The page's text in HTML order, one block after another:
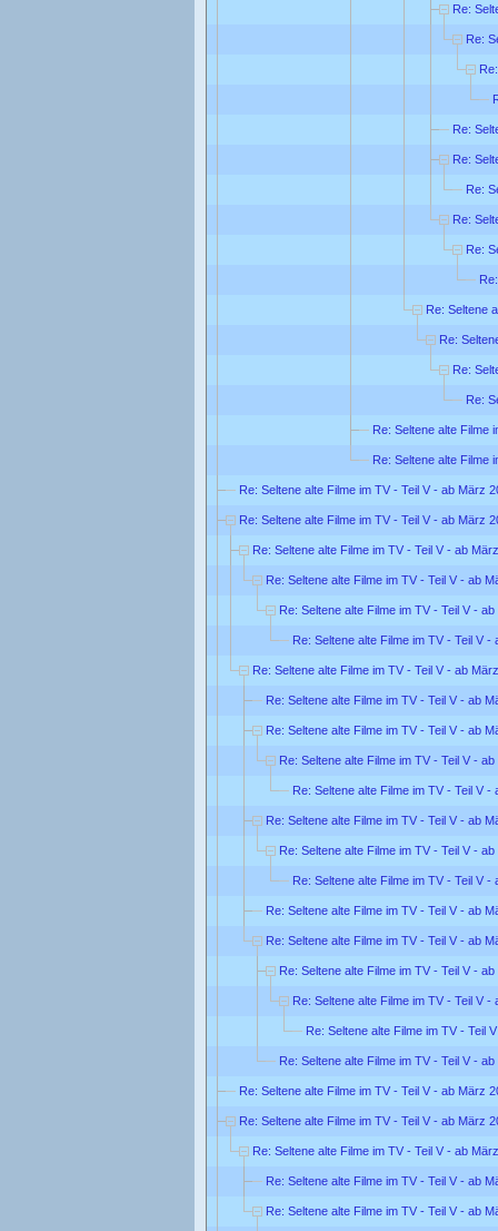
Re:
Re:
Re:
Re:
Re:
Re:
Re:
Re: Seltene
Re:
Re:
Re:
Re: Seltene alte Filme
Re: Seltene alte Filme
Re: Seltene alte Filme im TV - Teil V - ab März
Re: Seltene alte Filme im TV - Teil V - ab März
Re: Seltene alte Filme im TV - Teil V - ab
Re: Seltene alte Filme im TV - Teil V - ab
Re: Seltene alte Filme im TV - Teil V -
Re: Seltene alte Filme im TV - Teil V -
Re: Seltene alte Filme im TV - Teil V - ab
Re: Seltene alte Filme im TV - Teil V - ab
Re: Seltene alte Filme im TV - Teil V - ab
Re: Seltene alte Filme im TV - Teil V -
Re: Seltene alte Filme im TV - Teil V -
Re: Seltene alte Filme im TV - Teil V - ab
Re: Seltene alte Filme im TV - Teil V -
Re: Seltene alte Filme im TV - Teil V -
Re: Seltene alte Filme im TV - Teil V - ab
Re: Seltene alte Filme im TV - Teil V - ab
Re: Seltene alte Filme im TV - Teil V -
Re: Seltene alte Filme im TV - Teil V -
Re: Seltene alte Filme im TV - Teil
Re: Seltene alte Filme im TV - Teil V -
Re: Seltene alte Filme im TV - Teil V - ab März
Re: Seltene alte Filme im TV - Teil V - ab März
Re: Seltene alte Filme im TV - Teil V - ab
Re: Seltene alte Filme im TV - Teil V - ab
Re: Seltene alte Filme im TV - Teil V - ab